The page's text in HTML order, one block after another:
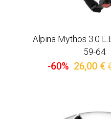
Alpina Mythos 3.0
59-64
-60% 26,00 €